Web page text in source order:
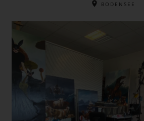
BODENSEE